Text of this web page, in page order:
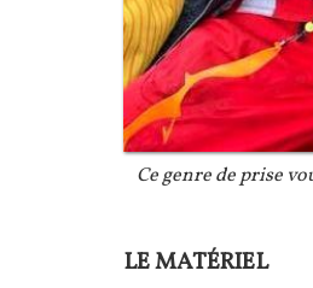
Légende
Ce genre de prise
Texte
LE MATÉRIEL